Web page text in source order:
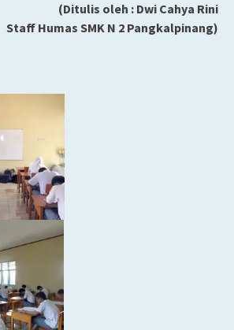
(Ditulis oleh : Dwi Cahya Rini
Staff Humas SMK N 2 Pangkalpinang)